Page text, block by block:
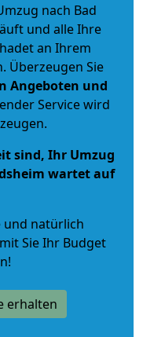
nach Bad
und alle Ihre
an Ihrem
Überzeugen Sie
Angeboten und
Service wird
sind, Ihr Umzug
wartet auf
und natürlich
Sie Ihr Budget
erhalten